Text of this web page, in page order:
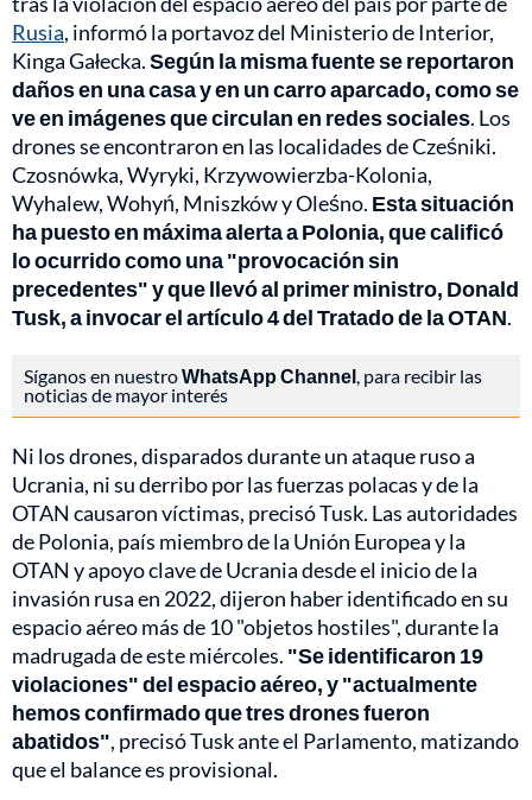
Rusia, informó la portavoz del Ministerio de Interior,
Kinga Gałecka.Según la misma fuente se reportaron
daños en una casa y en un carro aparcado, como se
ve en imágenes que circulan en redes sociales. Los
drones se encontraron en las localidades de Cześniki.
Czosnówka, Wyryki, Krzywowierzba-Kolonia,
Wyhalew, Wohyń, Mniszków y Oleśno. Esta situación
ha puesto en máxima alerta a Polonia, que calificó
lo ocurrido como una "provocación sin
precedentes" y que llevó al primer ministro, Donald
Tusk, a invocar el artículo 4 del Tratado de la OTAN.
Síganos en nuestroWhatsApp Channel, para recibir las
noticias de mayor interés
Ni los drones, disparados durante un ataque ruso a
Ucrania, ni su derribo por las fuerzas polacas y de la
OTAN causaron víctimas, precisó Tusk. Las autoridades
de Polonia, país miembro de la Unión Europea y la
OTAN y apoyo clave de Ucrania desde el inicio de la
invasión rusa en 2022, dijeron haber identificado en su
espacio aéreo más de 10 "objetos hostiles", durante la
madrugada de este miércoles. "Se identificaron 19
violaciones" del espacio aéreo, y "actualmente
hemos confirmado que tres drones fueron
abatidos", precisó Tusk ante el Parlamento, matizando
que el balance es provisional.